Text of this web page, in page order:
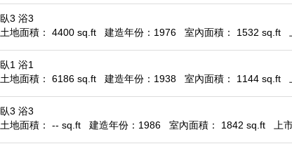
臥3 浴3
土地面積： 4400 sq.ft
建造年份：1976 室內面積： 1532 sq.ft
臥1 浴1
土地面積： 6186 sq.ft
建造年份：1938 室內面積： 1144 sq.ft
臥3 浴3
土地面積： -- sq.ft
建造年份：1986 室內面積： 1842 sq.ft 上